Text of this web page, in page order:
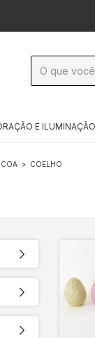
E ILUMINAÇÃO
> COELHO